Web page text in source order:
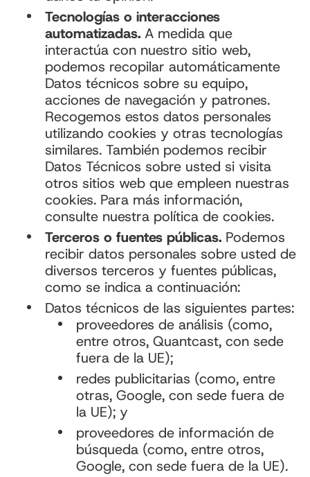
Tecnologías o interacciones
automatizadas. A medida que
interactúa con nuestro sitio web,
podemos recopilar automáticamente
Datos técnicos sobre su equipo,
acciones de navegación y patrones.
Recogemos estos datos personales
utilizando cookies y otras tecnologías
similares. También podemos recibir
Datos Técnicos sobre usted si visita
otros sitios web que empleen nuestras
cookies. Para más información,
consulte nuestra política de cookies.
Terceros o fuentes públicas. Podemos
recibir datos personales sobre usted de
diversos terceros y fuentes públicas,
como se indica a continuación:
Datos técnicos de las siguientes partes:
proveedores de análisis (como,
entre otros, Quantcast, con sede
fuera de la UE);
redes publicitarias (como, entre
otras, Google, con sede fuera de
la UE); y
proveedores de información de
búsqueda (como, entre otros,
Google, con sede fuera de la UE).